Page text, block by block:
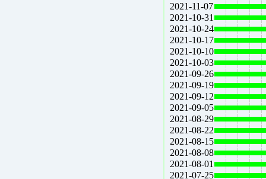
2021-11-07
2021-10-31
2021-10-24
2021-10-17
2021-10-10
2021-10-03
2021-09-26
2021-09-19
2021-09-12
2021-09-05
2021-08-29
2021-08-22
2021-08-15
2021-08-08
2021-08-01
2021-07-25